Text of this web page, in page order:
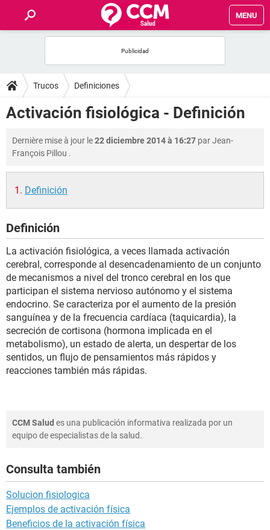
MENU
FORUMS
SALUD
FAMILIA
NUTRICIÓN
SEXUALIDAD
GLOSARIO
Trucos Definiciones
Activación fisiológica - Definición
Dernière mise à jour le22 diciembre 2014 à 16:27 parJean-
François Pillou .
Definición
Definición
La activación fisiológica, a veces llamada activación
cerebral, corresponde al desencadenamiento de un conjunto
de mecanismos a nivel del tronco cerebral en los que
participan el sistema nervioso autónomo y el sistema
endocrino. Se caracteriza por el aumento de la presión
sanguínea y de la frecuencia cardíaca (taquicardia), la
secreción de cortisona (hormona implicada en el
metabolismo), un estado de alerta, un despertar de los
sentidos, un flujo de pensamientos más rápidos y
reacciones también más rápidas.
CCM Salud es una publicación informativa realizada por un
equipo de especialistas de la salud.
Consulta también
Solucion fisiologica
Ejemplos de activación física
Beneficios de la activación física